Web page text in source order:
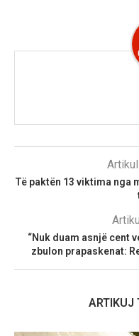
Të paktën 13 viktima nga
“Nuk duam asnjë cent
zbulon prapaskenat:
ARTIKUJ